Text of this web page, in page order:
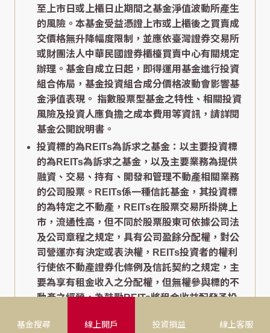
基金搜尋 線上開戶 投資損益 線上客服
至上市日或上櫃日止期間之基金淨值波動所產生
的風險。本基金受益憑證上市或上櫃後之買賣成
交價格無升降幅度限制，並應依臺灣證券交易所
或財團法人中華民國證券櫃檯買賣中心有關規定
辦理。基金自成立日起，即得運用基金進行投資
組合佈局，基金投資組合成分價格波動會影響基
金淨值表現。 指數股票型基金之特性、相關投資
風險及投資人應負擔之成本費用等資訊，請詳閱
基金公開說明書。
投資標的為REITs為訴求之基金：以主要投資標
的為REITs為訴求之基金，以及主要業務為提供
融資、交易、持有、開發和管理不動產相關業務
的公司股票。REITs係一種信託基金，其投資標
的為特定之不動產，REITs在股票交易所掛牌上
市，流通性高，但不同於股票股東可依據公司法
及公司章程之規定，具有公司盈餘分配權，對公
司營運亦有決定或表決權，REITs投資者的權利
行使依不動產證券化條例及信託契約之規定，主
要為享有租金收入之分配權，但無權參與標的不
動產之經營，為鼓勵REITs將租金收益配發予投
等稅負優惠。